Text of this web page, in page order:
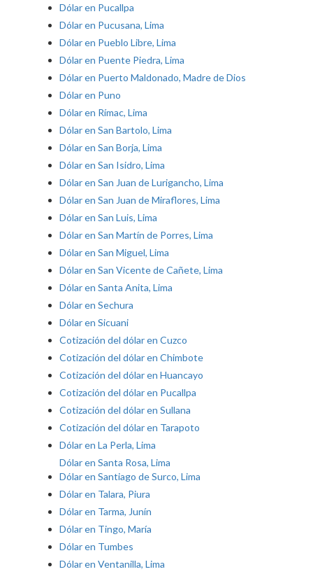
Dólar en Pucallpa
Dólar en Pucusana, Lima
Dólar en Pueblo Libre, Lima
Dólar en Puente Piedra, Lima
Dólar en Puerto Maldonado, Madre de Dios
Dólar en Puno
Dólar en Rímac, Lima
Dólar en San Bartolo, Lima
Dólar en San Borja, Lima
Dólar en San Isidro, Lima
Dólar en San Juan de Lurigancho, Lima
Dólar en San Juan de Miraflores, Lima
Dólar en San Luis, Lima
Dólar en San Martín de Porres, Lima
Dólar en San Miguel, Lima
Dólar en San Vicente de Cañete, Lima
Dólar en Santa Anita, Lima
Dólar en Sechura
Dólar en Sicuani
Cotización del dólar en Cuzco
Cotización del dólar en Chimbote
Cotización del dólar en Huancayo
Cotización del dólar en Pucallpa
Cotización del dólar en Sullana
Cotización del dólar en Tarapoto
Dólar en La Perla, Lima
Dólar en Santa Rosa, Lima
Dólar en Santiago de Surco, Lima
Dólar en Talara, Piura
Dólar en Tarma, Junín
Dólar en Tingo, María
Dólar en Tumbes
Dólar en Ventanilla, Lima